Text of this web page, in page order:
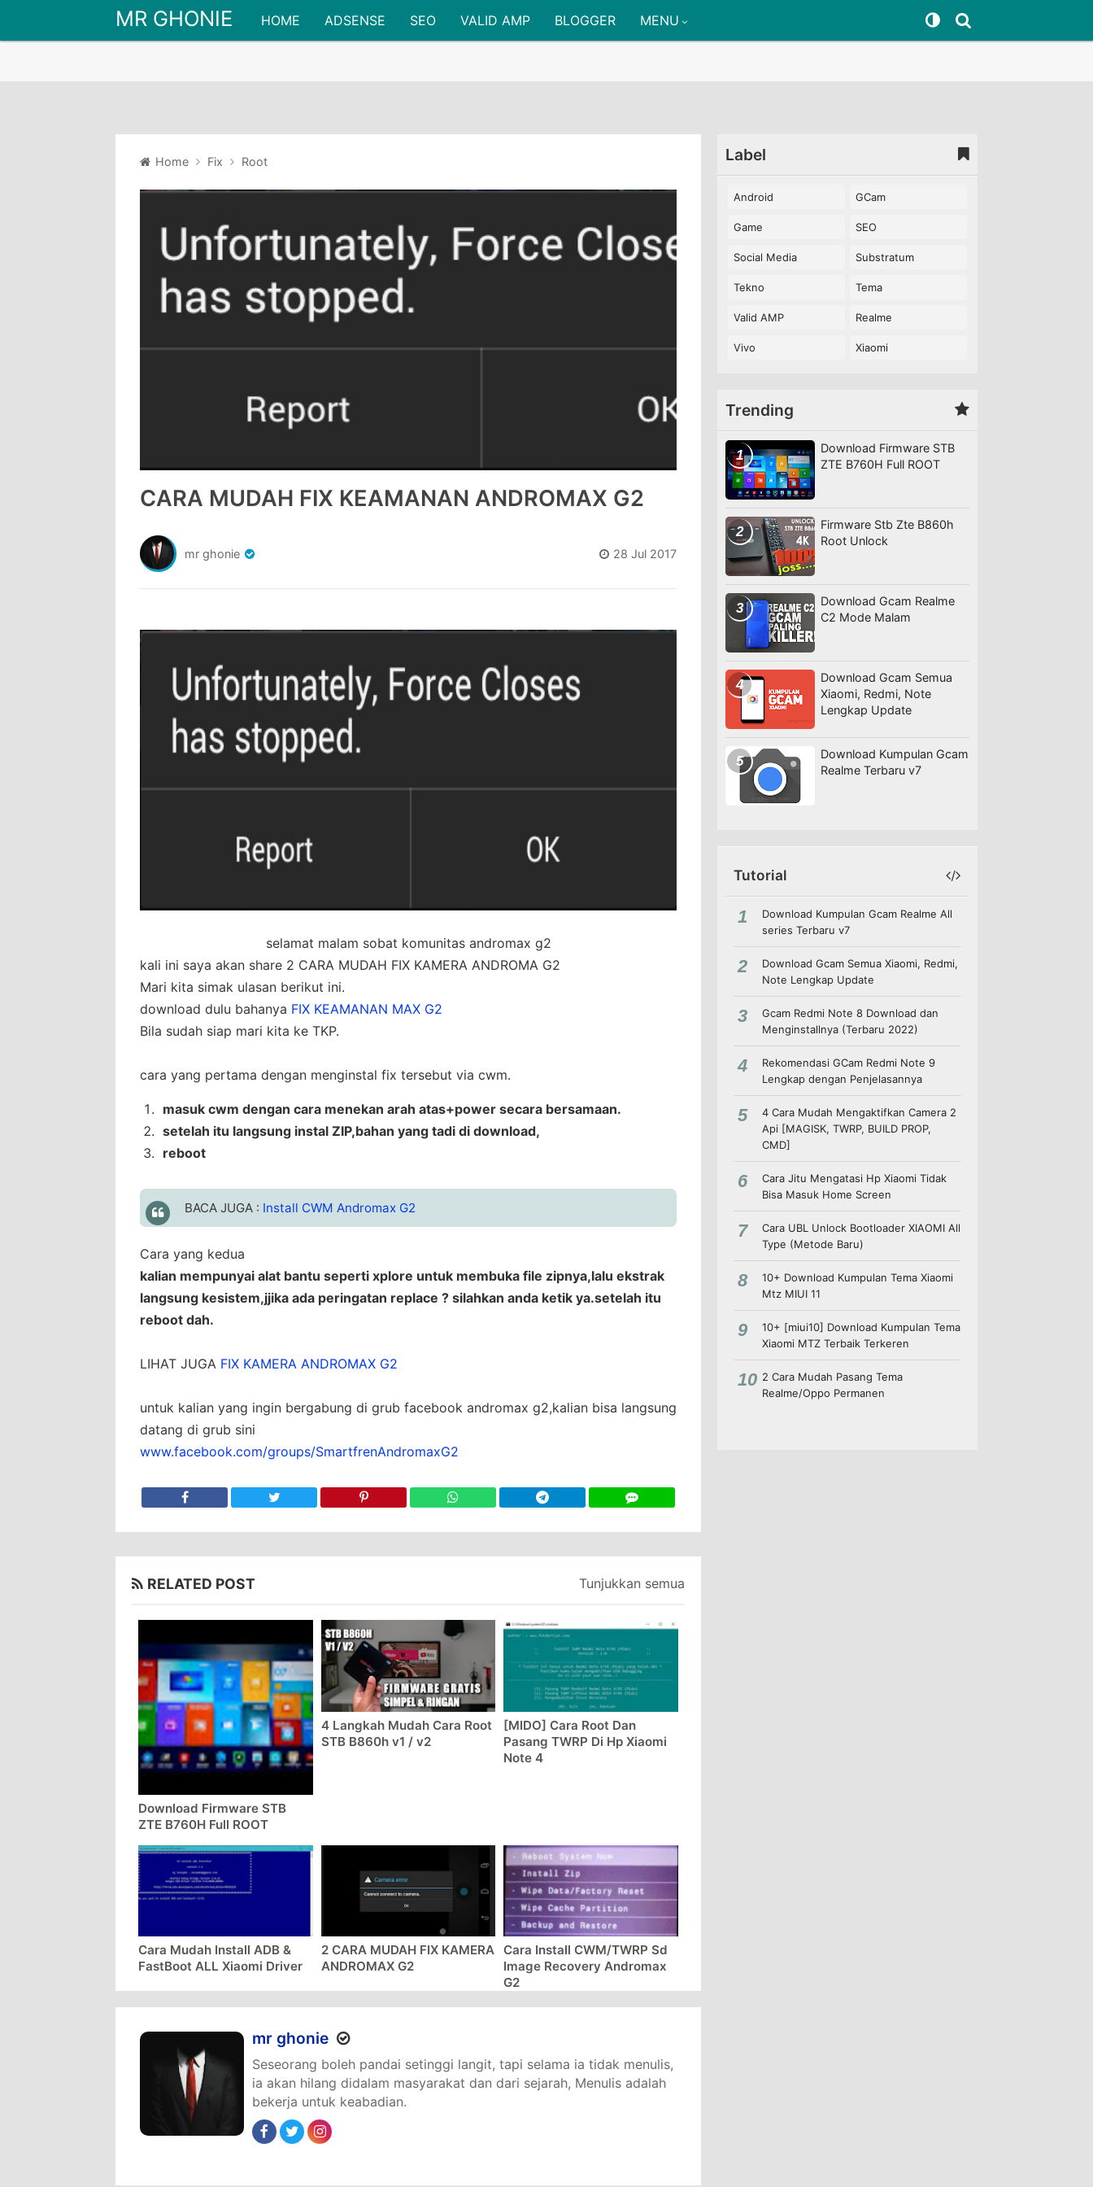
MR GHONIE HOME ADSENSE SEO VALID AMP BLOGGER MENU
Home Fix Root
CARA MUDAH FIX KEAMANAN ANDROMAX G2
mr ghonie 28 Jul 2017
selamat malam sobat komunitas andromax g2
kali ini saya akan share 2 CARA MUDAH FIX KAMERA ANDROMA G2
Mari kita simak ulasan berikut ini.
download dulu bahanya FIX KEAMANAN MAX G2
Bila sudah siap mari kita ke TKP.
cara yang pertama dengan menginstal fix tersebut via cwm.
masuk cwm dengan cara menekan arah atas+power secara bersamaan.
setelah itu langsung instal ZIP,bahan yang tadi di download,
reboot
BACA JUGA : Install CWM Andromax G2
Cara yang kedua
kalian mempunyai alat bantu seperti xplore untuk membuka file zipnya,lalu ekstrak
langsung kesistem,jjika ada peringatan replace ? silahkan anda ketik ya.setelah itu
reboot dah.
LIHAT JUGA FIX KAMERA ANDROMAX G2
untuk kalian yang ingin bergabung di grub facebook andromax g2,kalian bisa langsung
datang di grub sini
www.facebook.com/groups/SmartfrenAndromaxG2
RELATED POST Tunjukkan semua
mr ghonie
Seseorang boleh pandai setinggi langit, tapi selama ia tidak menulis,
ia akan hilang didalam masyarakat dan dari sejarah, Menulis adalah
bekerja untuk keabadian.
Label
Android GCam
Game SEO
Social Media Substratum
Tekno Tema
Valid AMP Realme
Vivo Xiaomi
Trending
Download Firmware STB
ZTE B760H Full ROOT
Firmware Stb Zte B860h
Root Unlock
Download Gcam Realme
C2 Mode Malam
Download Gcam Semua
Xiaomi, Redmi, Note
Lengkap Update
Download Kumpulan Gcam
Realme Terbaru v7
Tutorial
Download Kumpulan Gcam Realme All
series Terbaru v7
Download Gcam Semua Xiaomi, Redmi,
Note Lengkap Update
Gcam Redmi Note 8 Download dan
Menginstallnya (Terbaru 2022)
Rekomendasi GCam Redmi Note 9
Lengkap dengan Penjelasannya
4 Cara Mudah Mengaktifkan Camera 2
Api [MAGISK, TWRP, BUILD PROP,
CMD]
Cara Jitu Mengatasi Hp Xiaomi Tidak
Bisa Masuk Home Screen
Cara UBL Unlock Bootloader XIAOMI All
Type (Metode Baru)
10+ Download Kumpulan Tema Xiaomi
Mtz MIUI 11
10+ [miui10] Download Kumpulan Tema
Xiaomi MTZ Terbaik Terkeren
2 Cara Mudah Pasang Tema
Realme/Oppo Permanen